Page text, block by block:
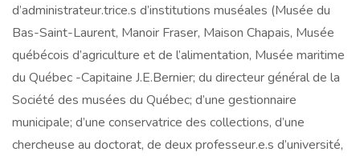
d’administrateur.trice.s d’institutions muséales (Musée du
Bas-Saint-Laurent, Manoir Fraser, Maison Chapais, Musée
québécois d’agriculture et de l’alimentation, Musée maritime
du Québec -Capitaine J.E.Bernier; du directeur général de la
Société des musées du Québec; d’une gestionnaire
municipale; d’une conservatrice des collections, d’une
chercheuse au doctorat, de deux professeur.e.s d’université,